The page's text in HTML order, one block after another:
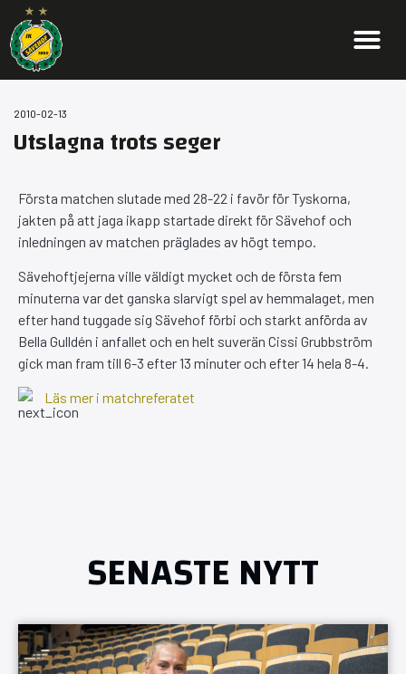
2010-02-13
Utslagna trots seger
Första matchen slutade med 28-22 i favör för Tyskorna,
jakten på att jaga ikapp startade direkt för Sävehof och
inledningen av matchen präglades av högt tempo.
Sävehoftjejerna ville väldigt mycket och de första fem
minuterna var det ganska slarvigt spel av hemmalaget, men
efter hand tuggade sig Sävehof förbi och starkt anförda av
Bella Gulldén i anfallet och en helt suverän Cissi Grubbström
gick man fram till 6-3 efter 13 minuter och efter 14 hela 8-4.
Läs mer i matchreferatet
SENASTE NYTT